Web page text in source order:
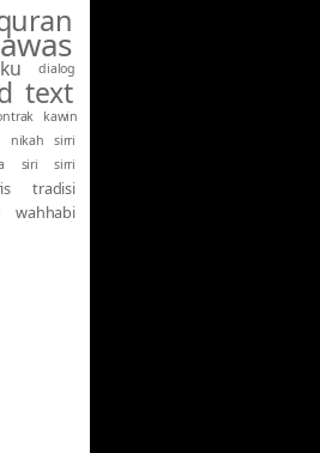
awas
dialog
text
kawin
nikah sirri
siri sirri
tradisi
wahhabi